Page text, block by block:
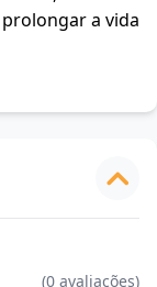
a vida
(0 avaliações)